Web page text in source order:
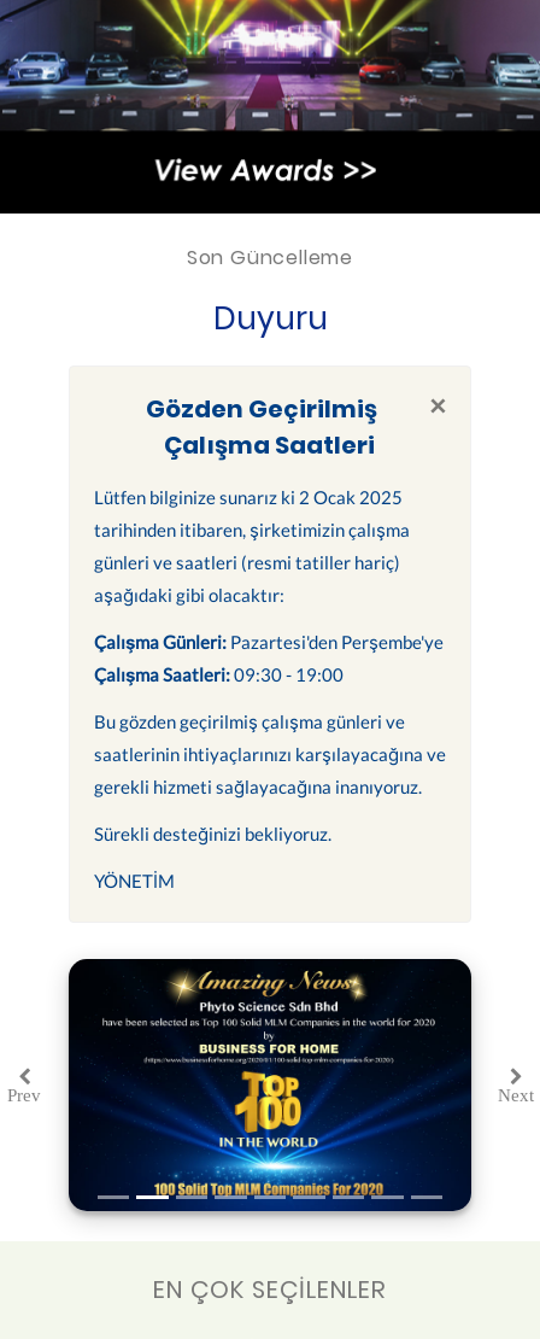
Son Güncelleme
Duyuru
×
Gözden Geçirilmiş
Çalışma Saatleri
Lütfen bilginize sunarız ki 2 Ocak 2025
tarihinden itibaren, şirketimizin çalışma
günleri ve saatleri (resmi tatiller hariç)
aşağıdaki gibi olacaktır:
Çalışma Günleri:Pazartesi'den Perşembe'ye
Çalışma Saatleri:09:30 - 19:00
Bu gözden geçirilmiş çalışma günleri ve
saatlerinin ihtiyaçlarınızı karşılayacağına ve
gerekli hizmeti sağlayacağına inanıyoruz.
Sürekli desteğinizi bekliyoruz.
YÖNETİM
PrevPrevious Next
EN ÇOK SEÇİLENLER